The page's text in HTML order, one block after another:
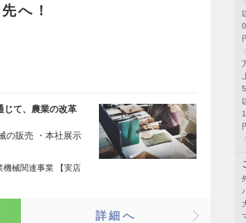
へ！
じて、農業の改革
の販売 ・本社展示
機械関連事業 【実店
詳細へ